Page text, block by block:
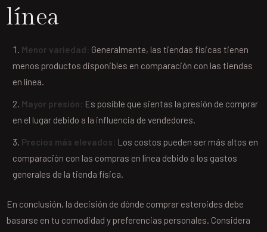
línea
Menor variedad: Generalmente, las tiendas físicas tienen
menos productos disponibles en comparación con las tiendas
en línea.
Mayor presión: Es posible que sientas la presión de comprar
en el lugar debido a la influencia de vendedores.
Precios más elevados: Los costos pueden ser más altos en
comparación con las compras en línea debido a los gastos
generales de la tienda física.
En conclusión, la decisión de dónde comprar esteroides debe
basarse en tu comodidad y preferencias personales. Considera